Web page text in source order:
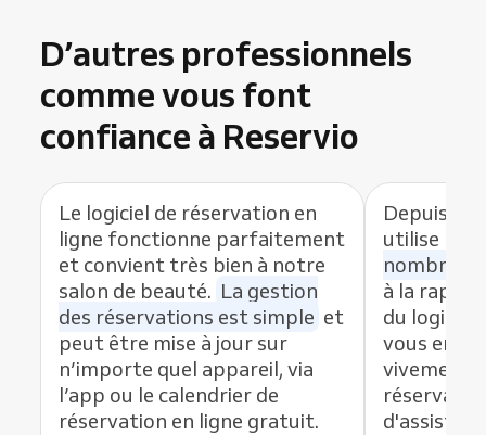
D’autres professionnels
comme vous font
confiance à Reservio
Le logiciel de réservation en
ligne fonctionne parfaitement
et convient très bien à notre
salon de beauté. La gestion
des réservations est simple et
peut être mise à jour sur
n’importe quel appareil, via
l’app ou le calendrier de
réservation en ligne gratuit.
Depuis
utilise
nombre
à la
du logiciel
vous en
vivement